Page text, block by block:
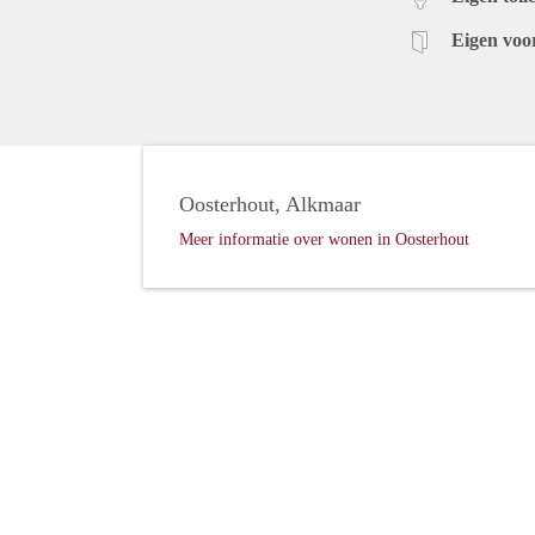
Eigen
Oosterhout, Alkmaar
Meer informatie over wonen in Oosterhout